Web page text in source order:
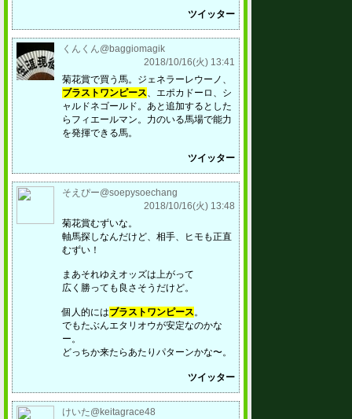
ツイッター
くんくん@baggiomagik
2018/10/16(火) 13:41
菊花賞で買う馬。ジェネラーレウーノ、
ブラストワンピース、エポカドーロ、シ
ャルドネゴールド。あと追加するとした
らフィエールマン。力のいる馬場で能力
を発揮できる馬。
ツイッター
そえぴー@soepysoechang
2018/10/16(火) 13:48
菊花賞むずいな。
軸馬探しなんだけど、相手、ヒモも正直
むずい！
まあそれゆえオッズは上がって
広く勝っても良さそうだけど。
個人的にはブラストワンピース。
でもたぶんエタリオウが安定なのかな
ー。
どっちか来たらあたりパターンかな〜。
ツイッター
けいた@keitagrace48